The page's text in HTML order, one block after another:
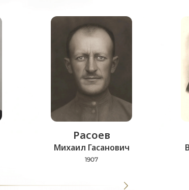
Расоев
Михаил Гасанович
1907